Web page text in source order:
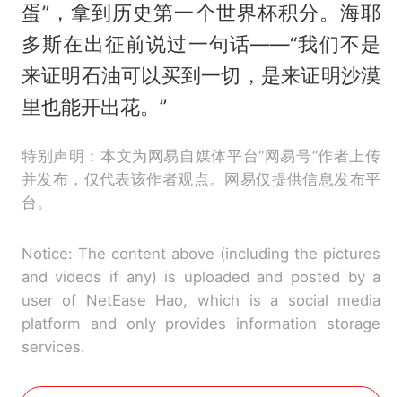
蛋”，拿到历史第一个世界杯积分。海耶
多斯在出征前说过一句话——“我们不是
来证明石油可以买到一切，是来证明沙漠
里也能开出花。”
特别声明：本文为网易自媒体平台“网易号”作者上传
并发布，仅代表该作者观点。网易仅提供信息发布平
台。
Notice: The content above (including the pictures
and videos if any) is uploaded and posted by a
user of NetEase Hao, which is a social media
platform and only provides information storage
services.